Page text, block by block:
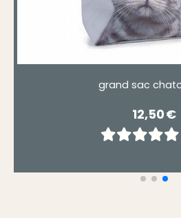
chat et chien, meilleurs amis.
0 avis